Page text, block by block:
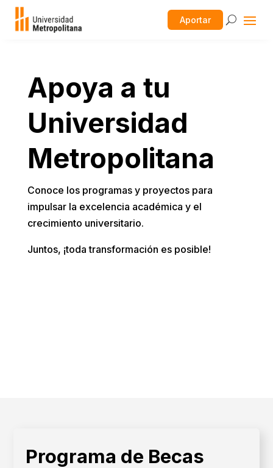
Aportar
Apoya a tu
Universidad
Metropolitana
Conoce los programas y proyectos para
impulsar la excelencia académica y el
crecimiento universitario.
Juntos, ¡toda transformación es posible!
Programa de Becas